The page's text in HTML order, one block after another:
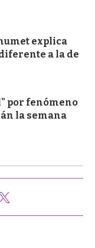
explica
a la de
por fenómeno
la semana